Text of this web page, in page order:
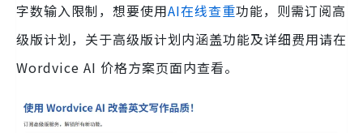
字数输入限制，想要使用AI在线查重功能，则需订阅高
级版计划，关于高级版计划内涵盖功能及详细费用请在
Wordvice AI 价格方案页面内查看。